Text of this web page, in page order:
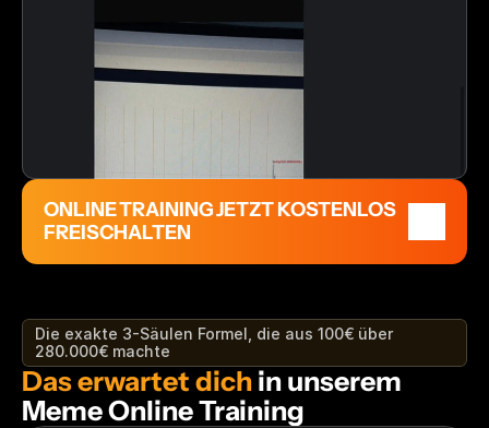
ONLINE TRAINING JETZT KOSTENLOS
FREISCHALTEN
Die exakte 3-Säulen Formel, die aus 100€ über
280.000€ machte
Das erwartet dich in unserem
Meme Online Training